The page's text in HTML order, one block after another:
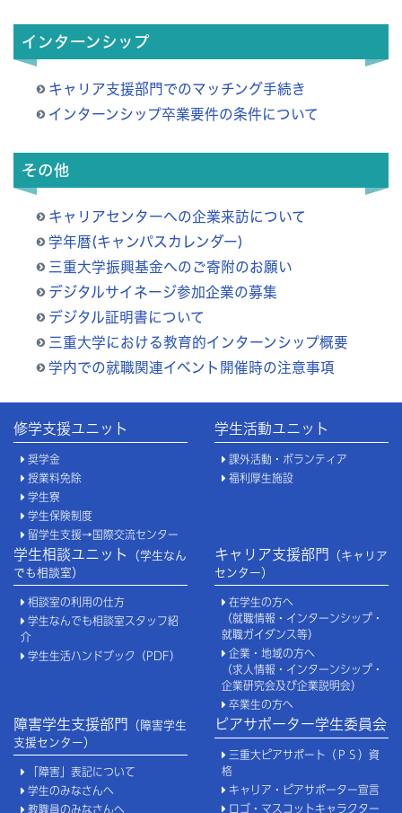
インターンシップ
キャリア支援部門でのマッチング手続き
インターンシップ卒業要件の条件について
その他
キャリアセンターへの企業来訪について
学年暦(キャンパスカレンダー)
三重大学振興基金へのご寄附のお願い
デジタルサイネージ参加企業の募集
デジタル証明書について
三重大学における教育的インターンシップ概要
学内での就職関連イベント開催時の注意事項
修学支援ユニット
奨学金
授業料免除
学生寮
学生保険制度
留学生支援→国際交流センター
学生活動ユニット
課外活動・ボランティア
福利厚生施設
学生相談ユニット
（学生なん
でも相談室）
相談室の利用の仕方
学生なんでも相談室スタッフ紹
介
学生生活ハンドブック（PDF）
キャリア支援部門
（キャリア
センター）
在学生の方へ
（就職情報・インターンシップ・
就職ガイダンス等）
企業・地域の方へ
（求人情報・インターンシップ・
企業研究会及び企業説明会）
卒業生の方へ
障害学生支援部門
（障害学生
支援センター）
「障害」表記について
学生のみなさんへ
教職員のみなさんへ
ピアサポーター学生委員会
三重大ピアサポート（ＰＳ）資
格
キャリア・ピアサポーター宣言
ロゴ・マスコットキャラクター